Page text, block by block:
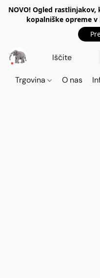
NOVO! Ogled
kopalniške opreme v
Trgovina O nas